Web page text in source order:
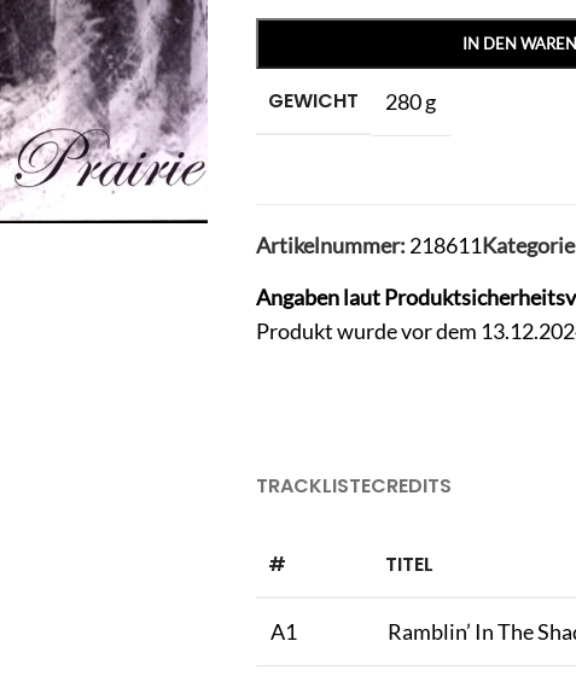
IN DEN
GEWICHT 280 g
Artikelnummer: 218611
Angaben laut
Produkt wurde vor dem
TRACKLISTECREDITS
# TITEL
A1 Ramblin’ In The